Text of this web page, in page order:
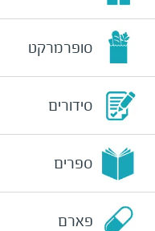
סופרמרקט
סידורים
ספרים
פארם